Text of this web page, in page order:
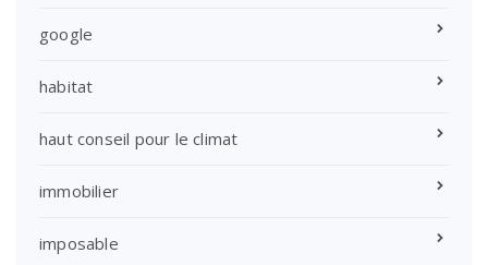
google
habitat
haut conseil pour le climat
immobilier
imposable